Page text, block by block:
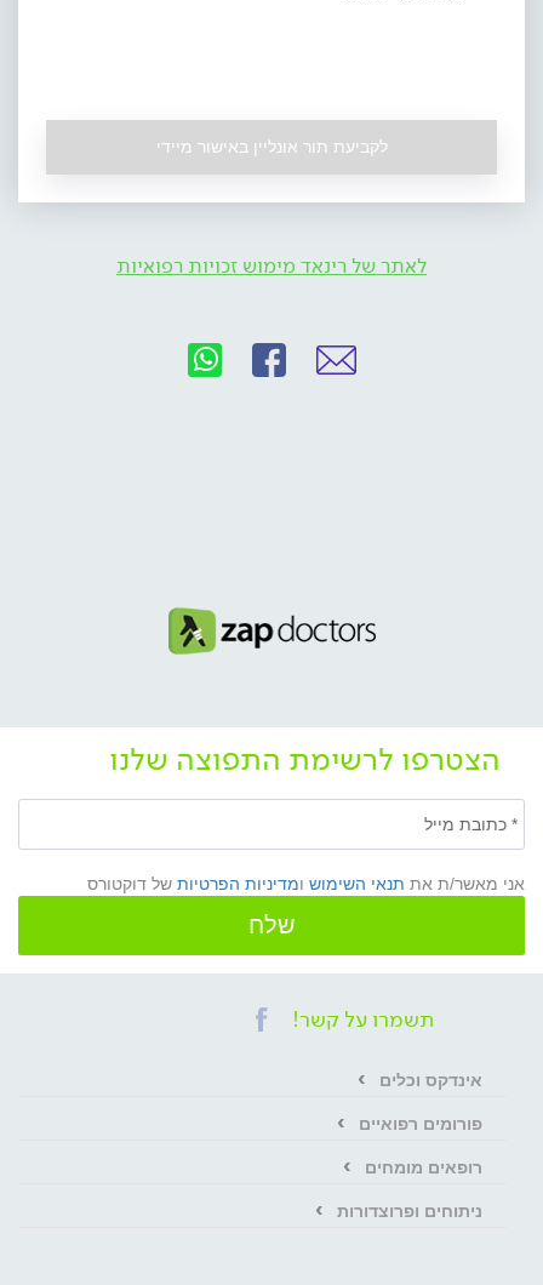
לקביעת תור אונליין באישור מיידי
לאתר של רינאד מימוש זכויות רפואיות
הצטרפו לרשימת התפוצה שלנו
אני מאשר/ת את תנאי השימוש ומדיניות הפרטיות של דוקטורס
שלח
תשמרו על קשר!
אינדקס וכלים
פורומים רפואיים
רופאים מומחים
ניתוחים ופרוצדורות